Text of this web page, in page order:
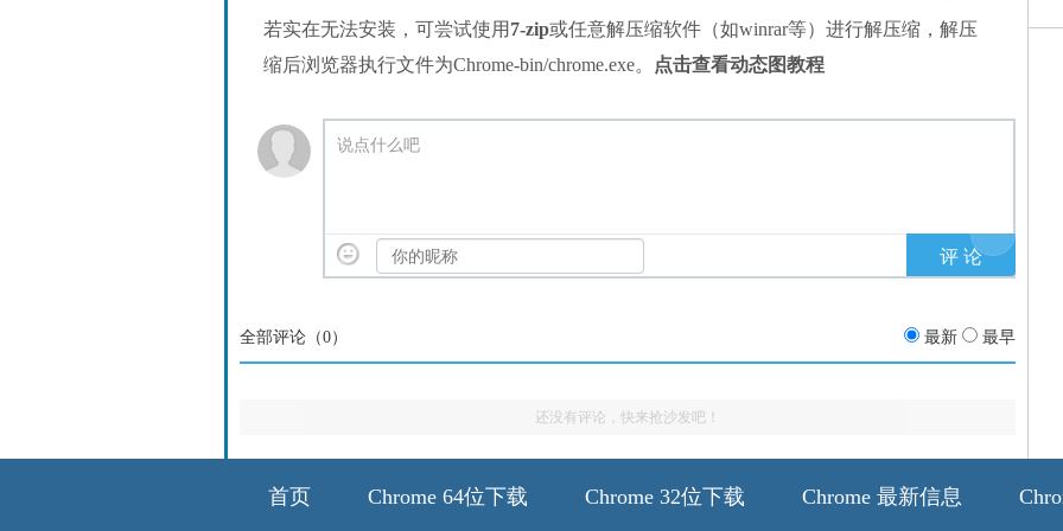
若实在无法安装，可尝试使用 7-zip或任意解压缩软件（如winrar等）进行解压缩，解压
缩后浏览器执行文件为Chrome-bin/chrome.exe。
点击查看动态图教程
说点什么吧
全部评论（0） 最新 最早
还没有评论，快来抢沙发吧！
首页 Chrome 64位下载 Chrome 32位下载 Chrome 最新信息